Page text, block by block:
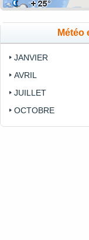
Météo
JANVIER
AVRIL
JUILLET
OCTOBRE